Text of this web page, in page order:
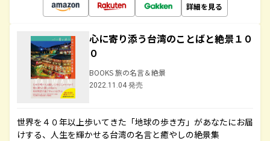
詳細を見る
心に寄り添う台湾のことばと絶景１０
０
BOOKS 旅の名言＆絶景
2022.11.04 発売
世界を４０年以上歩いてきた「地球の歩き方」があなたにお届
けする、人生を輝かせる台湾の名言と癒やしの絶景集